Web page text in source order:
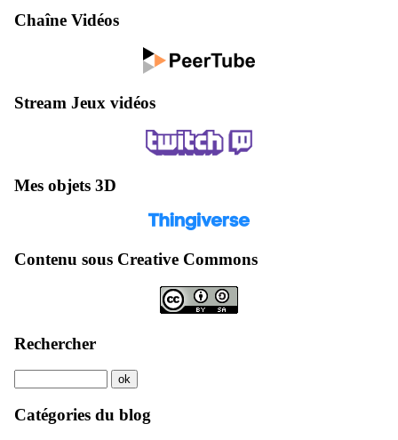
Chaîne Vidéos
Stream Jeux vidéos
Mes objets 3D
Contenu sous Creative Commons
Rechercher
Catégories du blog